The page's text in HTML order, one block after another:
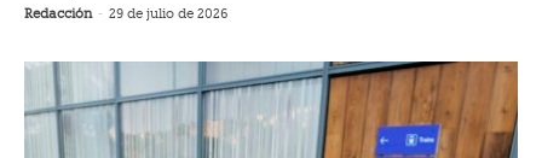
Redacción - 29 de julio de 2026